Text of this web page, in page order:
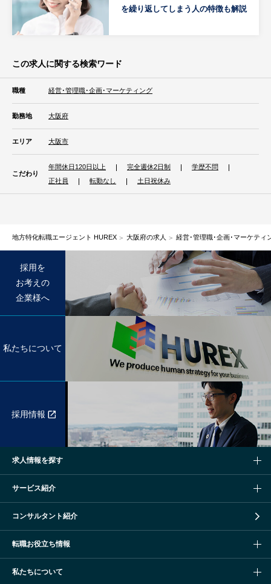
を繰り返してしまう人の特徴も解説
この求人に関する検索ワード
職種 経営･管理職･企画･マーケティング
勤務地 大阪府
エリア 大阪市
こだわり
年間休日120日以上 完全週休2日制
学歴不問
正社員
転勤なし 土日祝休み
地方特化転職エージェント HUREX 大阪府の求人 経営･管理職･企画･マーケティ
採用情報
私たちについて
採用を
お考えの
企業様へ
求人情報を探す
サービス紹介
コンサルタント紹介
転職お役立ち情報
私たちについて